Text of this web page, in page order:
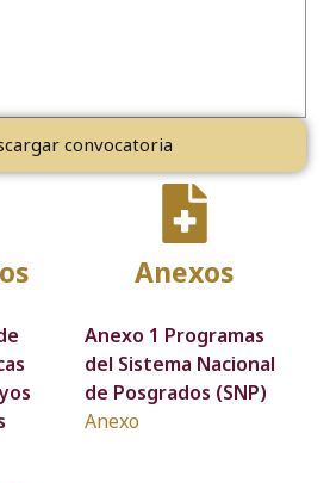
convocatoria
Anexos
Anexo 1 Programas
del Sistema Nacional
de Posgrados (SNP)
Anexo